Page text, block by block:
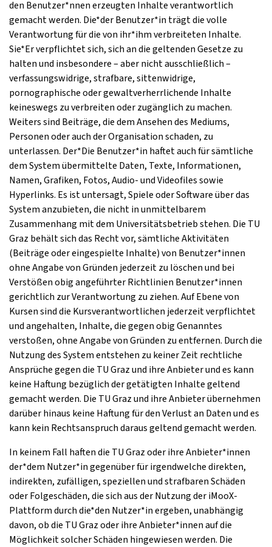
den Benutzer*nnen erzeugten Inhalte verantwortlich
gemacht werden. Die*der Benutzer*in trägt die volle
Verantwortung für die von ihr*ihm verbreiteten Inhalte.
Sie*Er verpflichtet sich, sich an die geltenden Gesetze zu
halten und insbesondere – aber nicht ausschließlich –
verfassungswidrige, strafbare, sittenwidrige,
pornographische oder gewaltverherrlichende Inhalte
keineswegs zu verbreiten oder zugänglich zu machen.
Weiters sind Beiträge, die dem Ansehen des Mediums,
Personen oder auch der Organisation schaden, zu
unterlassen. Der*Die Benutzer*in haftet auch für sämtliche
dem System übermittelte Daten, Texte, Informationen,
Namen, Grafiken, Fotos, Audio- und Videofiles sowie
Hyperlinks. Es ist untersagt, Spiele oder Software über das
System anzubieten, die nicht in unmittelbarem
Zusammenhang mit dem Universitätsbetrieb stehen. Die TU
Graz behält sich das Recht vor, sämtliche Aktivitäten
(Beiträge oder eingespielte Inhalte) von Benutzer*innen
ohne Angabe von Gründen jederzeit zu löschen und bei
Verstößen obig angeführter Richtlinien Benutzer*innen
gerichtlich zur Verantwortung zu ziehen. Auf Ebene von
Kursen sind die Kursverantwortlichen jederzeit verpflichtet
und angehalten, Inhalte, die gegen obig Genanntes
verstoßen, ohne Angabe von Gründen zu entfernen. Durch die
Nutzung des System entstehen zu keiner Zeit rechtliche
Ansprüche gegen die TU Graz und ihre Anbieter und es kann
keine Haftung bezüglich der getätigten Inhalte geltend
gemacht werden. Die TU Graz und ihre Anbieter übernehmen
darüber hinaus keine Haftung für den Verlust an Daten und es
kann kein Rechtsanspruch daraus geltend gemacht werden.
In keinem Fall haften die TU Graz oder ihre Anbieter*innen
der*dem Nutzer*in gegenüber für irgendwelche direkten,
indirekten, zufälligen, speziellen und strafbaren Schäden
oder Folgeschäden, die sich aus der Nutzung der iMooX-
Plattform durch die*den Nutzer*in ergeben, unabhängig
davon, ob die TU Graz oder ihre Anbieter*innen auf die
Möglichkeit solcher Schäden hingewiesen werden. Die